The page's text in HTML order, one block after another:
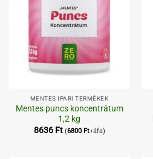
MENTES IPARI TERMÉKEK
Mentes puncs koncentrátum
1,2 kg
8636 Ft (6800 Ft+áfa)